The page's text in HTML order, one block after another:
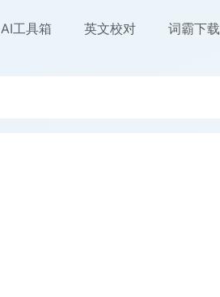
AI工具箱 英文校对 词霸下载